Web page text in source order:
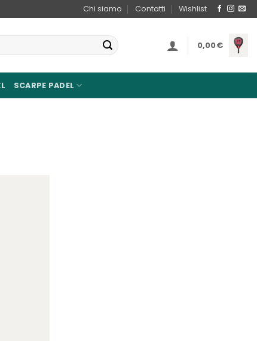
Chi siamo Contatti Wishlist
0,00€
SCARPE PADEL